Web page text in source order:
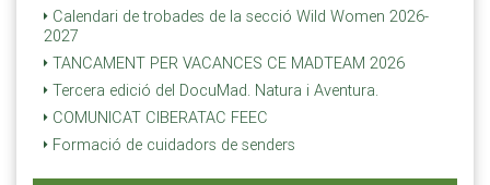
Calendari de trobades de la secció Wild Women 2026-
2027
TANCAMENT PER VACANCES CE MADTEAM 2026
Tercera edició del DocuMad. Natura i Aventura.
COMUNICAT CIBERATAC FEEC
Formació de cuidadors de senders